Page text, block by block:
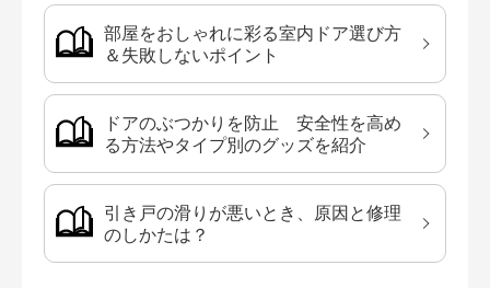
部屋をおしゃれに彩る室内ドア選び方
＆失敗しないポイント
ドアのぶつかりを防止 安全性を高め
る方法やタイプ別のグッズを紹介
引き戸の滑りが悪いとき、原因と修理
のしかたは？